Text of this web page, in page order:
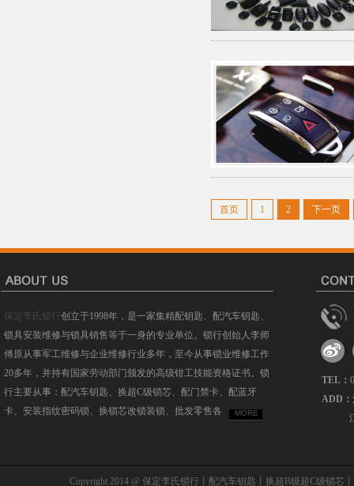
首页 1 2 下一页
保定李氏锁行创立于1998年，是一家集精配钥匙、配汽车钥匙、
锁具安装维修与锁具销售等于一身的专业单位。锁行创始人李师
傅原从事军工维修与企业维修行业多年，至今从事锁业维修工作
20多年，并持有国家劳动部门颁发的高级钳工技能资格证书。锁
行主要从事：配汽车钥匙、换超C级锁芯、配门禁卡、配蓝牙
卡、安装指纹密码锁、换锁芯改锁装锁、批发零售各
MORE
TEL：
ADD：
Copyright 2014 @ 保定李氏锁行丨配汽车钥匙丨换超B级超C级锁